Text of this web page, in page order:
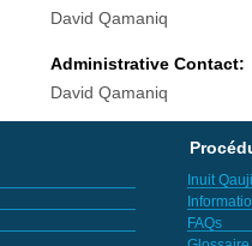
David Qamaniq
Administrative Contact:
David Qamaniq
Inuit
FAQs